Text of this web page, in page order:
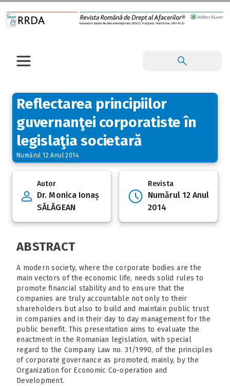
Reflectarea principiilor
guvernanţei corporatiste în
legislaţia societară
Numărul 12 Anul 2014
Autor
Dr. Monica Ionaș
SĂLĂGEAN
Revista
Numărul 12 Anul
2014
ABSTRACT
A modern society, where the corporate bodies are the
main vectors of the economic life, needs solid rules to
promote financial stability and to ensure that the
companies are truly accountable not only to their
shareholders but also to build and maintain public trust
in companies and in their day to day management for the
public benefit. This presentation aims to evaluate the
enactment in the Romanian legislation, with special
regard to the Company Law no. 31/1990, of the principles
of corporate governance as promoted, mainly, by the
Organization for Economic Co-operation and
Development.